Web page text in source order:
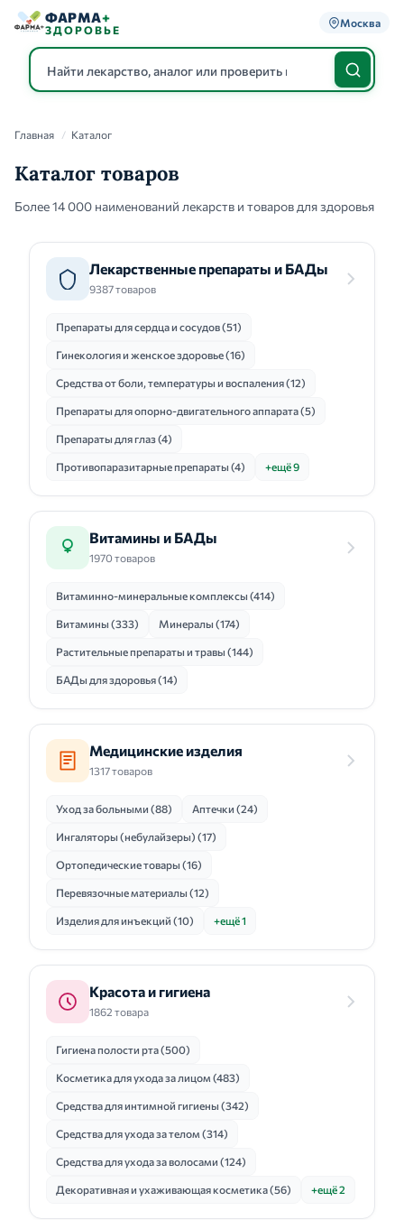
ФАРМА+
ЗДОРОВЬЕ
Москва
Каталог
Главная / Каталог
Каталог товаров
Более 14 000 наименований лекарств и товаров для здоровья
Лекарственные препараты и БАДы
9387 товаров
Препараты для сердца и сосудов (51)
Гинекология и женское здоровье (16)
Средства от боли, температуры и воспаления (12)
Препараты для опорно-двигательного аппарата (5)
Препараты для глаз (4)
Противопаразитарные препараты (4) +ещё 9
Витамины и БАДы
1970 товаров
Витаминно-минеральные комплексы (414)
Витамины (333) Минералы (174)
Растительные препараты и травы (144)
БАДы для здоровья (14)
Медицинские изделия
1317 товаров
Уход за больными (88) Аптечки (24)
Ингаляторы (небулайзеры) (17)
Ортопедические товары (16)
Перевязочные материалы (12)
Изделия для инъекций (10) +ещё 1
Красота и гигиена
1862 товара
Гигиена полости рта (500)
Косметика для ухода за лицом (483)
Средства для интимной гигиены (342)
Средства для ухода за телом (314)
Средства для ухода за волосами (124)
Декоративная и ухаживающая косметика (56) +ещё 2